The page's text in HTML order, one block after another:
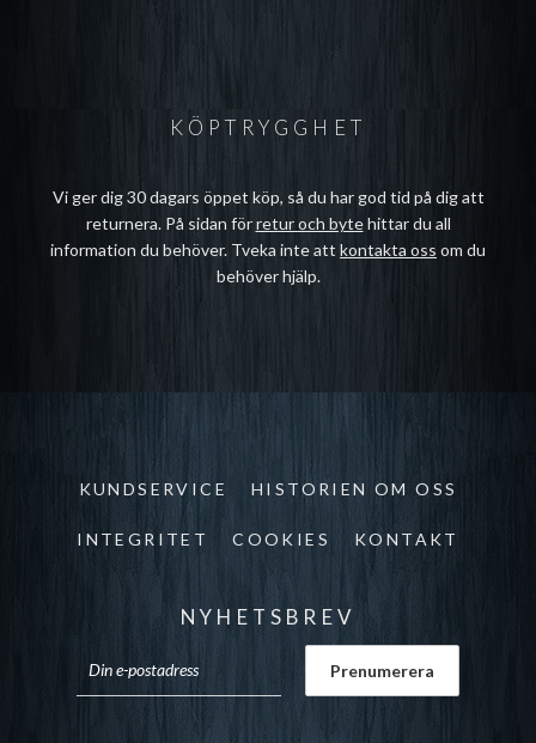
KÖPTRYGGHET
Vi ger dig 30 dagars öppet köp, så du har god tid på dig att
returnera. På sidan förretur och bytehittar du all
information du behöver. Tveka inte att kontakta oss om du
behöver hjälp.
KUNDSERVICE HISTORIEN OM OSS
INTEGRITET COOKIES KONTAKT
NYHETSBREV